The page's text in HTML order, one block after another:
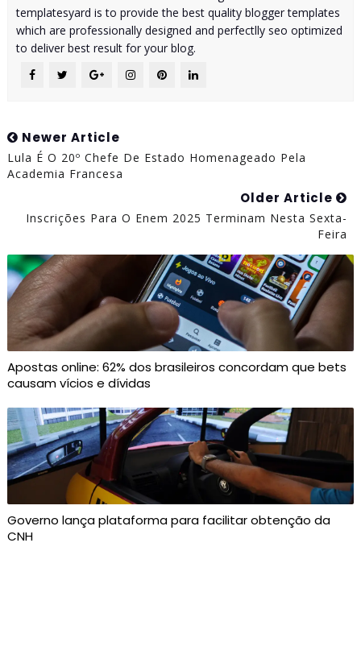
templatesyard is to provide the best quality blogger templates
which are professionally designed and perfectlly seo optimized
to deliver best result for your blog.
Newer Article
Lula É O 20º Chefe De Estado Homenageado Pela
Academia Francesa
Older Article
Inscrições Para O Enem 2025 Terminam Nesta Sexta-
Feira
Apostas online: 62% dos brasileiros concordam que bets
causam vícios e dívidas
Governo lança plataforma para facilitar obtenção da
CNH